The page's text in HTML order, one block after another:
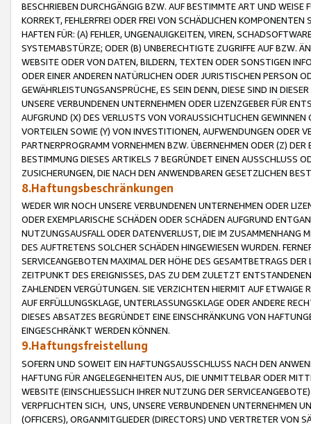
BESCHRIEBEN DURCHGÄNGIG BZW. AUF BESTIMMTE ART UND
KORREKT, FEHLERFREI ODER FREI VON SCHÄDLICHEN
HAFTEN FÜR: (A) FEHLER, UNGENAUIGKEITEN, VIREN,
SYSTEMABSTÜRZE; ODER (B) UNBERECHTIGTE ZUGRIFFE AUF BZW.
WEBSITE ODER VON DATEN, BILDERN, TEXTEN ODER SONSTIGEN
ODER EINER ANDEREN NATÜRLICHEN ODER JURISTISCHEN PERSON
GEWÄHRLEISTUNGSANSPRÜCHE, ES SEIN DENN, DIESE SIND IN
UNSERE VERBUNDENEN UNTERNEHMEN ODER LIZENZGEBER FÜR
AUFGRUND (X) DES VERLUSTS VON VORAUSSICHTLICHEN
VORTEILEN SOWIE (Y) VON INVESTITIONEN, AUFWENDUNGEN ODER
PARTNERPROGRAMM VORNEHMEN BZW. ÜBERNEHMEN ODER (Z)
BESTIMMUNG DIESES ARTIKELS 7 BEGRÜNDET EINEN AUSSCHLUSS
ZUSICHERUNGEN, DIE NACH DEN ANWENDBAREN GESETZLICHEN
8.Haftungsbeschränkungen
WEDER WIR NOCH UNSERE VERBUNDENEN UNTERNEHMEN ODER
ODER EXEMPLARISCHE SCHÄDEN ODER SCHÄDEN AUFGRUND
NUTZUNGSAUSFALL ODER DATENVERLUST, DIE IM ZUSAMMENHANG
DES AUFTRETENS SOLCHER SCHÄDEN HINGEWIESEN WURDEN.
SERVICEANGEBOTEN MAXIMAL DER HÖHE DES GESAMTBETRAGS
ZEITPUNKT DES EREIGNISSES, DAS ZU DEM ZULETZT
ZAHLENDEN VERGÜTUNGEN. SIE VERZICHTEN HIERMIT AUF
AUF ERFÜLLUNGSKLAGE, UNTERLASSUNGSKLAGE ODER ANDERE
DIESES ABSATZES BEGRÜNDET EINE EINSCHRÄNKUNG VON
EINGESCHRÄNKT WERDEN KÖNNEN.
9.Haftungsfreistellung
SOFERN UND SOWEIT EIN HAFTUNGSAUSSCHLUSS NACH DEN
HAFTUNG FÜR ANGELEGENHEITEN AUS, DIE UNMITTELBAR ODER
WEBSITE (EINSCHLIESSLICH IHRER NUTZUNG DER
VERPFLICHTEN SICH, UNS, UNSERE VERBUNDENEN UNTERNEHMEN
(OFFICERS), ORGANMITGLIEDER (DIRECTORS) UND VERTRETER VON